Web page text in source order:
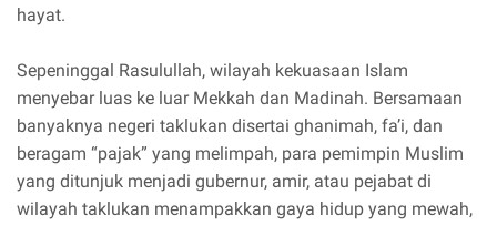
hayat.
Sepeninggal Rasulullah, wilayah kekuasaan Islam
menyebar luas ke luar Mekkah dan Madinah. Bersamaan
banyaknya negeri taklukan disertai ghanimah, fa’i, dan
beragam “pajak” yang melimpah, para pemimpin Muslim
yang ditunjuk menjadi gubernur, amir, atau pejabat di
wilayah taklukan menampakkan gaya hidup yang mewah,